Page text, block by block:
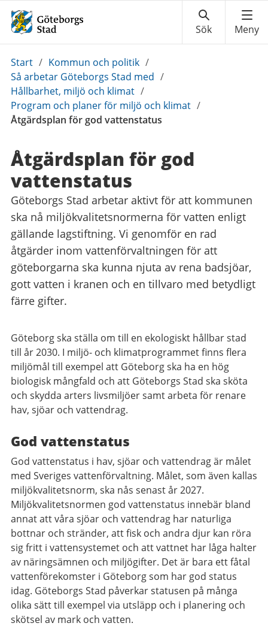
Du
är
här:
Start / Kommun och politik /
Så arbetar Göteborgs Stad med /
Hållbarhet, miljö och klimat /
Program och planer för miljö och klimat /
Åtgärdsplan för god vattenstatus
Åtgärdsplan för god
vattenstatus
Göteborgs Stad arbetar aktivt för att kommunen
ska nå miljökvalitetsnormerna för vatten enligt
gällande lagstiftning. Vi genomför en rad
åtgärder inom vattenförvaltningen för att
göteborgarna ska kunna njuta av rena badsjöar,
gott vatten i kranen och en tillvaro med betydligt
färre gifter.
Göteborg ska ställa om till en ekologiskt hållbar stad
till år 2030. I miljö- och klimatprogrammet finns flera
miljömål till exempel att Göteborg ska ha en hög
biologisk mångfald och att Göteborgs Stad ska sköta
och skydda arters livsmiljöer samt arbeta för renare
hav, sjöar och vattendrag.
God vattenstatus
God vattenstatus i hav, sjöar och vattendrag är målet
med Sveriges vattenförvaltning. Målet, som även kallas
miljökvalitetsnorm, ska nås senast år 2027.
Miljökvalitetsnormen god vattenstatus innebär bland
annat att våra sjöar och vattendrag har naturliga
bottnar och stränder, att fisk och andra djur kan röra
sig fritt i vattensystemet och att vattnet har låga halter
av näringsämnen och miljögifter. Det är bara ett fåtal
vattenförekomster i Göteborg som har god status
idag. Göteborgs Stad påverkar statusen på många
olika sätt till exempel via utsläpp och i planering och
skötsel av mark och vatten.